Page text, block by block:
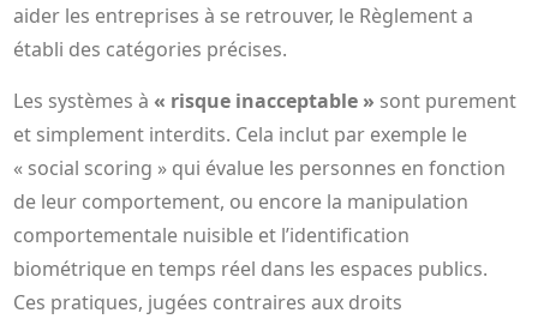
aider les entreprises à se retrouver, le Règlement a
établi des catégories précises.
Les systèmes à« risque inacceptable » sont purement
et simplement interdits. Cela inclut par exemple le
« social scoring » qui évalue les personnes en fonction
de leur comportement, ou encore la manipulation
comportementale nuisible et l’identification
biométrique en temps réel dans les espaces publics.
Ces pratiques, jugées contraires aux droits